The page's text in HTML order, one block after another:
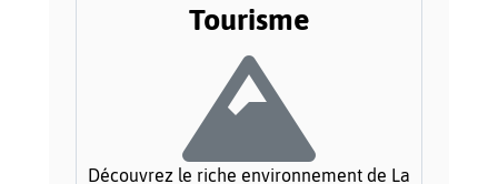
Tourisme
Découvrez le riche environnement de La